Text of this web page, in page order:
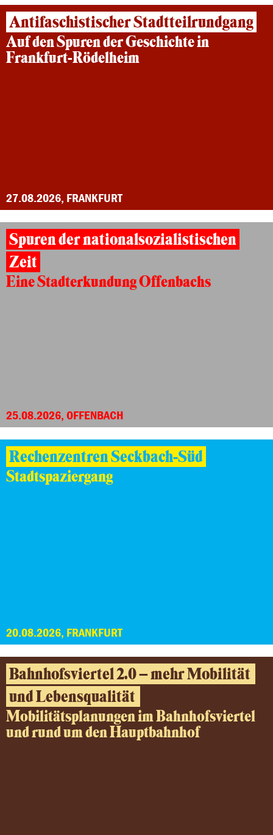
Antifaschistischer Stadtteilrundgang
Auf den Spuren der Geschichte in
Frankfurt-Rödelheim
27.08.2026, FRANKFURT
Spuren der nationalsozialistischen
Zeit
Eine Stadterkundung Offenbachs
25.08.2026, OFFENBACH
Rechenzentren Seckbach-Süd
Stadtspaziergang
20.08.2026, FRANKFURT
Bahnhofsviertel 2.0 – mehr Mobilität
und Lebensqualität
Mobilitätsplanungen im Bahnhofsviertel
und rund um den Hauptbahnhof